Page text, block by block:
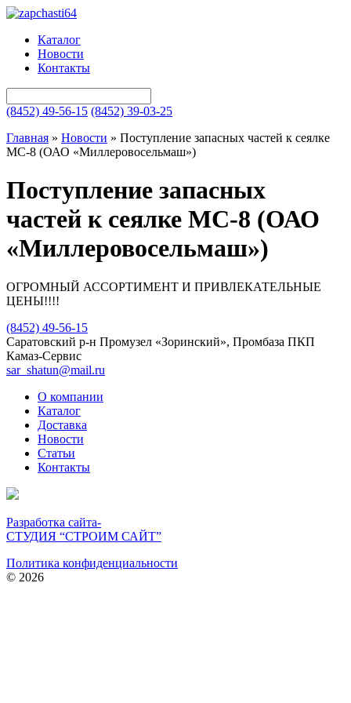
Каталог
Новости
Контакты
(8452) 49-56-15 (8452) 39-03-25
Главная » Новости » Поступление запасных частей к сеялке
МС-8 (ОАО «Миллеровосельмаш»)
Поступление запасных
частей к сеялке МС-8 (ОАО
«Миллеровосельмаш»)
ОГРОМНЫЙ АССОРТИМЕНТ И ПРИВЛЕКАТЕЛЬНЫЕ
ЦЕНЫ!!!!
(8452) 49-56-15
Саратовский р-н Промузел «Зоринский», Промбаза ПКП
Камаз-Сервис
sar_shatun@mail.ru
О компании
Каталог
Доставка
Новости
Статьи
Контакты
Разработка сайта-
СТУДИЯ “СТРОИМ САЙТ”
Политика конфиденциальности
© 2026